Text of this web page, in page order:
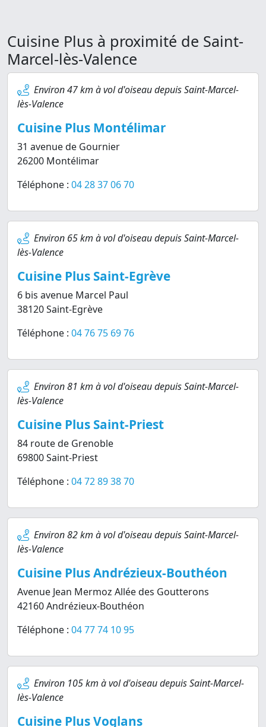
Cuisine Plus à proximité de Saint-
Marcel-lès-Valence
Environ 47 km à vol d'oiseau depuis Saint-Marcel-
lès-Valence
Cuisine Plus Montélimar
31 avenue de Gournier
26200 Montélimar
Téléphone : 04 28 37 06 70
Environ 65 km à vol d'oiseau depuis Saint-Marcel-
lès-Valence
Cuisine Plus Saint-Egrève
6 bis avenue Marcel Paul
38120 Saint-Egrève
Téléphone : 04 76 75 69 76
Environ 81 km à vol d'oiseau depuis Saint-Marcel-
lès-Valence
Cuisine Plus Saint-Priest
84 route de Grenoble
69800 Saint-Priest
Téléphone : 04 72 89 38 70
Environ 82 km à vol d'oiseau depuis Saint-Marcel-
lès-Valence
Cuisine Plus Andrézieux-Bouthéon
Avenue Jean Mermoz Allée des Goutterons
42160 Andrézieux-Bouthéon
Téléphone : 04 77 74 10 95
Environ 105 km à vol d'oiseau depuis Saint-Marcel-
lès-Valence
Cuisine Plus Voglans